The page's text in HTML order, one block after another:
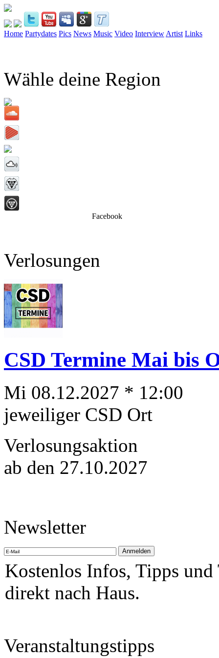
Home Partydates Pics News Music Video Interview Artist Links
Wähle deine Region
Facebook
Verlosungen
CSD Termine Mai bis
Mi 08.12.2027 * 12:00
jeweiliger CSD Ort
Verlosungsaktion
ab den 27.10.2027
Newsletter
Kostenlos Infos, Tipps
direkt nach Haus.
Veranstaltungstipps